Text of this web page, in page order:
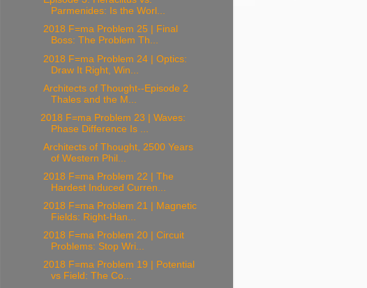
Parmenides: Is the Worl...
2018 F=ma Problem 25 | Final
Boss: The Problem Th...
2018 F=ma Problem 24 | Optics:
Draw It Right, Win...
Architects of Thought--Episode 2
Thales and the M...
2018 F=ma Problem 23 | Waves:
Phase Difference Is ...
Architects of Thought, 2500 Years
of Western Phil...
2018 F=ma Problem 22 | The
Hardest Induced Curren...
2018 F=ma Problem 21 | Magnetic
Fields: Right-Han...
2018 F=ma Problem 20 | Circuit
Problems: Stop Wri...
2018 F=ma Problem 19 | Potential
vs Field: The Co...